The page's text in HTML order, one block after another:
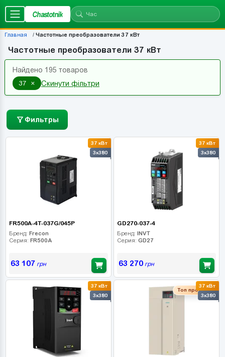
Chastotnik
Главная Частотные преобразователи 37 кВт
Частотные преобразователи 37 кВт
Найдено 195 товаров
37
× Скинути фільтри
Фильтры
37 кВт
3x380
FR500A-4T-037G/045P
Бренд: Frecon
Серия: FR500A
63 107 грн
37 кВт
3x380
GD270-037-4
Бренд: INVT
Серия: GD27
63 270грн
37 кВт
3x380
37 кВт
3x380
Топ продаж